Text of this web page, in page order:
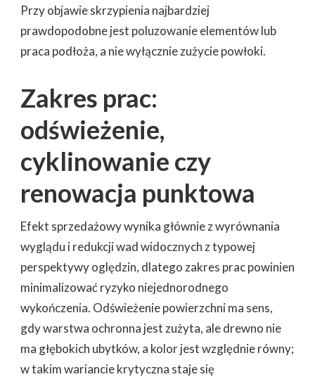
Przy objawie skrzypienia najbardziej
prawdopodobne jest poluzowanie elementów lub
praca podłoża, a nie wyłącznie zużycie powłoki.
Zakres prac:
odświeżenie,
cyklinowanie czy
renowacja punktowa
Efekt sprzedażowy wynika głównie z wyrównania
wyglądu i redukcji wad widocznych z typowej
perspektywy oględzin, dlatego zakres prac powinien
minimalizować ryzyko niejednorodnego
wykończenia. Odświeżenie powierzchni ma sens,
gdy warstwa ochronna jest zużyta, ale drewno nie
ma głębokich ubytków, a kolor jest względnie równy;
w takim wariancie krytyczna staje się